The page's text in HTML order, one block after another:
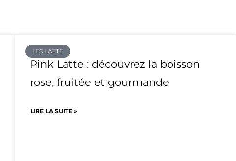
LES LATTE
Pink Latte : découvrez la boisson
rose, fruitée et gourmande
LIRE LA SUITE »